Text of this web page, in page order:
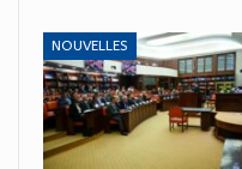
NOUVELLES